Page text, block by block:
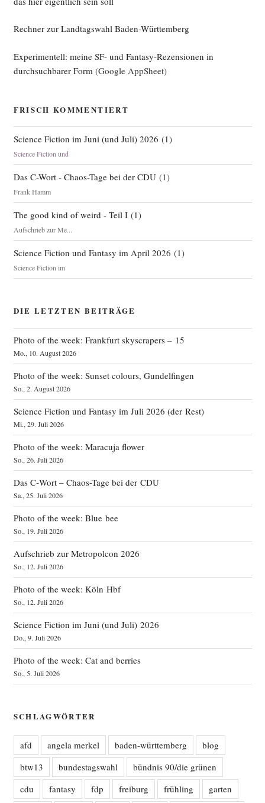
Rechner zur Landtagswahl Baden-Württemberg
Experimentell: meine SF- und Fantasy-Rezensionen in
durchsuchbarer Form (Google AppSheet)
FRISCH KOMMENTIERT
Science Fiction im Juni (und Juli) 2026 (1)
Science Fiction und
Das C-Wort - Chaos-Tage bei der CDU(1)
Frank Hamm
The good kind of weird - Teil I(1)
Aufschrieb zur Me...
Science Fiction und Fantasy im April 2026 (1)
Science Fiction im
DIE LETZTEN BEITRÄGE
Photo of the week: Frankfurt skyscrapers – 15
Mo., 10. August 2026
Photo of the week: Sunset colours, Gundelfingen
So., 2. August 2026
Science Fiction und Fantasy im Juli 2026 (der Rest)
Mi., 29. Juli 2026
Photo of the week: Maracuja flower
So., 26. Juli 2026
Das C‑Wort – Chaos-Tage bei der CDU
Sa., 25. Juli 2026
Photo of the week: Blue bee
So., 19. Juli 2026
Aufschrieb zur Metropolcon 2026
So., 12. Juli 2026
Photo of the week: Köln Hbf
So., 12. Juli 2026
Science Fiction im Juni (und Juli) 2026
Do., 9. Juli 2026
Photo of the week: Cat and berries
So., 5. Juli 2026
SCHLAGWÖRTER
afd angela merkel baden-württemberg
blog
btw13
bundestagswahl
bündnis 90/die grünen
cdu
fantasy fdp freiburg frühling
garten